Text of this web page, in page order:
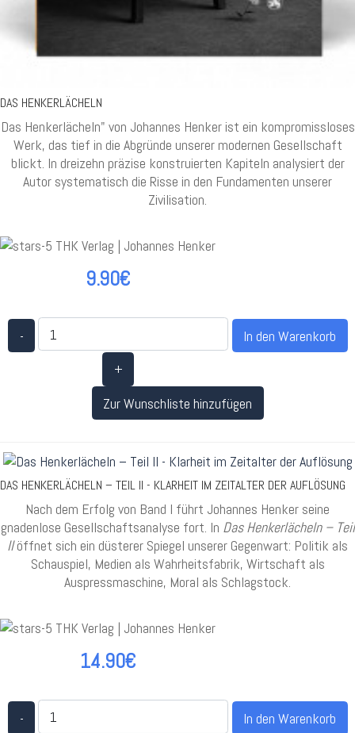
DAS HENKERLÄCHELN
Das Henkerlächeln" von Johannes Henker ist ein kompromissloses
Werk, das tief in die Abgründe unserer modernen Gesellschaft
blickt. In dreizehn präzise konstruierten Kapiteln analysiert der
Autor systematisch die Risse in den Fundamenten unserer
Zivilisation.
9.90€
-
+
Zur Wunschliste hinzufügen
DAS HENKERLÄCHELN – TEIL II - KLARHEIT IM ZEITALTER DER AUFLÖSUNG
Nach dem Erfolg von Band I führt Johannes Henker seine
gnadenlose Gesellschaftsanalyse fort. In Das Henkerlächeln – Teil
IIöffnet sich ein düsterer Spiegel unserer Gegenwart: Politik als
Schauspiel, Medien als Wahrheitsfabrik, Wirtschaft als
Auspressmaschine, Moral als Schlagstock.
14.90€
-